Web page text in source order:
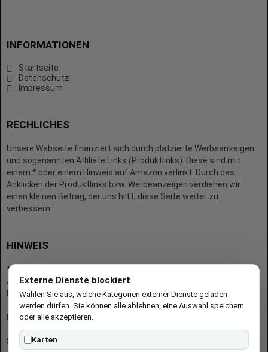
INFORMATIONEN
Startseite
Datenschutz
Impressum
RECHLICHES
Unsere Webseite finanziert sich durch platzierte Werbeanzeigen
und sogenannten Affiliate Links (Produktlinks). Diese sind mit
einem * oder einem Hinweis auf Amazon verlinkt. Durch das
Anklicken der Produktlinks bzw. Werbeanzeigen verdienen wir
einen kleinen Betrag, der uns hilft, diese Seite weiter zu
verbessern.
HINWEIS
* = Afilliate-Link (=Werbung)
Als Amazon-Partner verdient der Seitenbetreiber an qualifizierten
Käufen.
Hinweis zu Preisen und Verfügbarkeiten
Sofern Produktpreise und Verfügbarkeiten angezeigt werden,
Externe Dienste blockiert
Wählen Sie aus, welche Kategorien externer Dienste geladen
werden dürfen. Sie können alle ablehnen, eine Auswahl speichern
oder alle akzeptieren.
Karten